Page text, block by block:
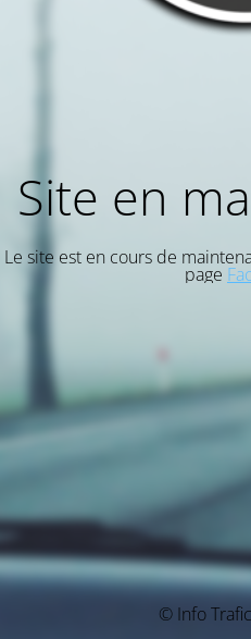
Site en
Le site est en cours de
page
© Info